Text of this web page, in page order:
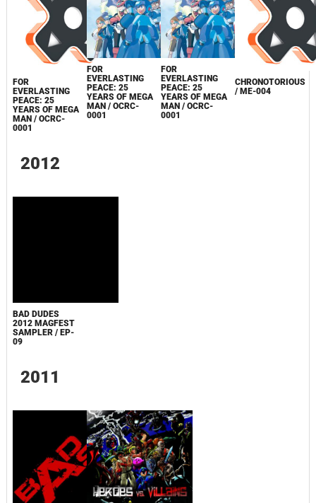
FOR
EVERLASTING
PEACE: 25
YEARS OF MEGA
MAN / OCRC-
0001
FOR
EVERLASTING
PEACE: 25
YEARS OF MEGA
MAN / OCRC-
0001
FOR
EVERLASTING
PEACE: 25
YEARS OF MEGA
MAN / OCRC-
0001
CHRONOTORIOUS
/ ME-004
2012
BAD DUDES
2012 MAGFEST
SAMPLER / EP-
09
2011